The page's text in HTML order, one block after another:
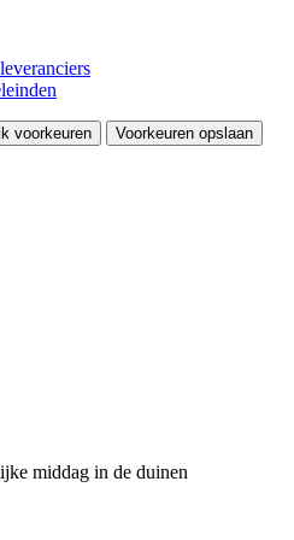
voorkeuren Voorkeuren opslaan
middag in de duinen